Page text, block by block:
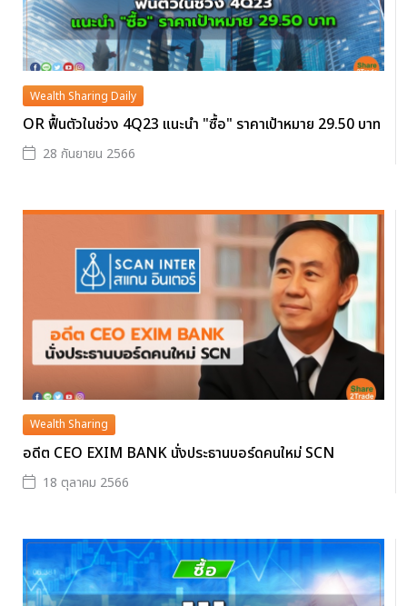
Wealth Sharing Daily
OR ฟื้นตัวในช่วง 4Q23 แนะนำ "ซื้อ" ราคาเป้าหมาย 29.50 บาท
28 กันยายน 2566
Wealth Sharing
อดีต CEO EXIM BANK นั่งประธานบอร์ดคนใหม่ SCN
18 ตุลาคม 2566